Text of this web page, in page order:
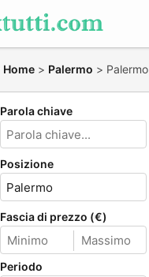
Home > Palermo > Palermo
Parola chiave
Posizione
Fascia di prezzo (€)
Periodo